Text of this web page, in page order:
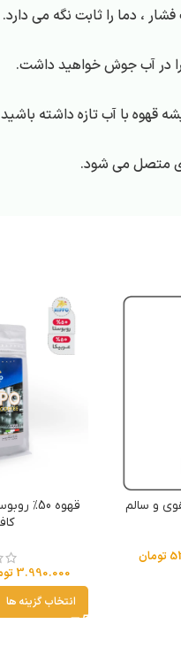
، دما را ثابت نگه می دارد.
را در آب جوش خواهید داشت.
با آب تازه داشته
متصل می شود.
و سالم
تومان
3.990.000
انتخاب گزینه ها